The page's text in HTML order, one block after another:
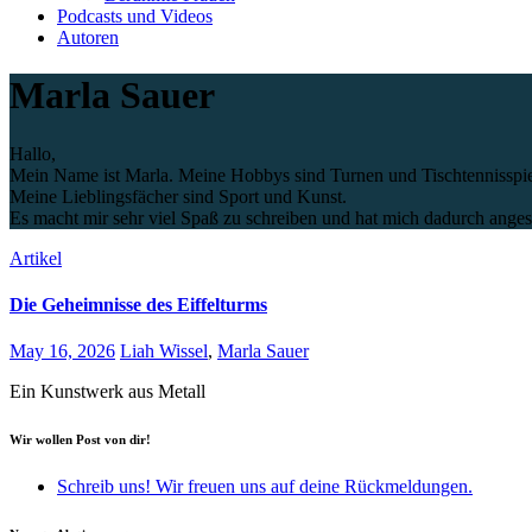
Podcasts und Videos
Autoren
Marla Sauer
Hallo,
Mein Name ist Marla. Meine Hobbys sind Turnen und
Meine Lieblingsfächer sind Sport und Kunst.
Es macht mir sehr viel Spaß zu schreiben und hat mich dadurch
Artikel
Die Geheimnisse des Eiffelturms
May 16, 2026 Liah Wissel, Marla Sauer
Ein Kunstwerk aus Metall
Wir wollen Post von dir!
Schreib uns! Wir freuen uns auf deine Rückmeldungen.